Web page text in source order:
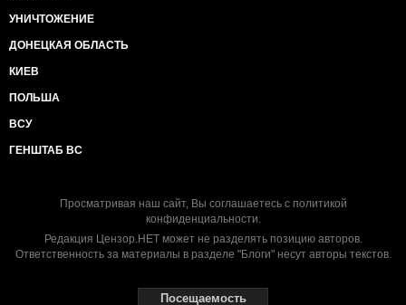
УНИЧТОЖЕНИЕ
ДОНЕЦКАЯ ОБЛАСТЬ
КИЕВ
ПОЛЬША
ВСУ
ГЕНШТАБ ВС
Просматривая наш сайт, Вы соглашаетесь с политикой
конфиденциальности.
Редакция Цензор.НЕТ может не разделять позицию авторов.
Ответственность за материалы в разделе "Блоги" несут авторы текстов.
Посещаемость